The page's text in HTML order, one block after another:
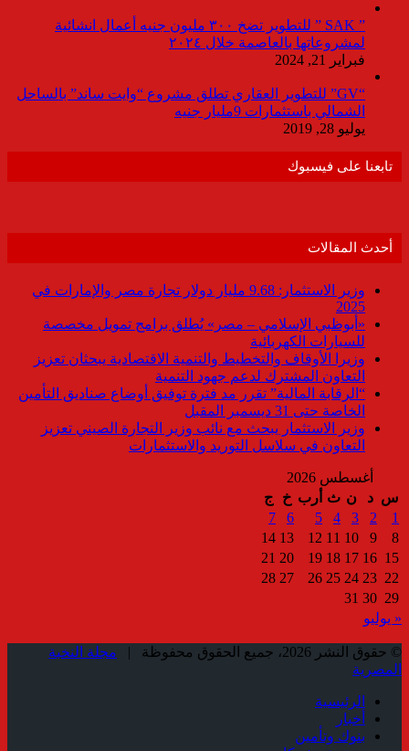
” SAK ” للتطوير تضخ ٣٠٠ مليون جنيه أعمال انشائية
لمشروعاتها بالعاصمة خلال ٢٠٢٤
فبراير 21, 2024
“GV” للتطوير العقاري تطلق مشروع “وايت ساند” بالساحل
الشمالي باستثمارات 9مليار جنيه
يوليو 28, 2019
تابعنا على فيسبوك
أحدث المقالات
وزير الاستثمار: 9.68 مليار دولار تجارة مصر والإمارات في
2025
«أبوظبي الإسلامي – مصر» يُطلق برامج تمويل مخصصة
للسيارات الكهربائية
وزيرا الأوقاف والتخطيط والتنمية الاقتصادية يبحثان تعزيز
التعاون المشترك لدعم جهود التنمية
“الرقابة المالية” تقرر مد فترة توفيق أوضاع صناديق التأمين
الخاصة حتى 31 ديسمبر المقبل
وزير الاستثمار يبحث مع نائب وزير التجارة الصيني تعزيز
التعاون في سلاسل التوريد والاستثمارات
أغسطس 2026
س د ن ث أرب خ
ج
1
2
3
4
5
6
7
8
9
10
11
12
13
14
15
16
17
18
19
20
21
22
23
24
25
26
27
28
29
30
31
« يوليو
© حقوق النشر 2026، جميع الحقوق محفوظة |
مجلة النخبة
المصرية
الرئيسية
أخبار
بنوك وتأمين